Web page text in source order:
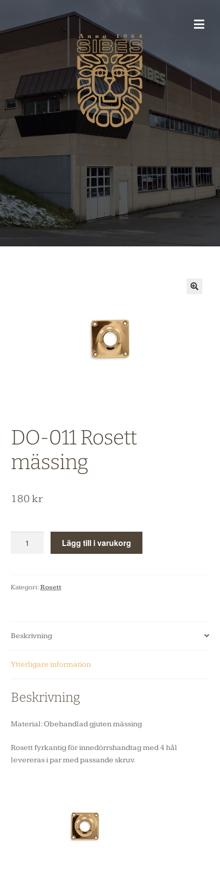
DO-011 Rosett
mässing
180kr
Lägg till i varukorg
Kategori:Rosett
Beskrivning
Ytterligare information
Beskrivning
Material: Obehandlad gjuten mässing
Rosett fyrkantig för innedörrshandtag med 4 hål
levereras i par med passande skruv.